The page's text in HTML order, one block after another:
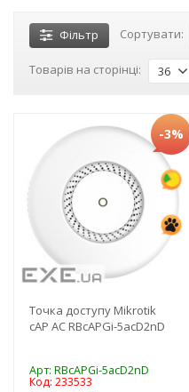
Фільтр Сортувати:
Товарів на сторінці: 36
-3%
Точка доступу Mikrotik
cAP AC RBcAPGi-5acD2nD
Арт: RBcAPGi-5acD2nD
Код: 233533